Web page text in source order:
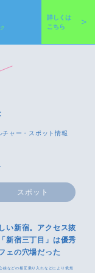
詳しくは
こちら
ャー・スポット情報
スポット
い新宿。アクセス抜
新宿三丁目」は優秀
ェの穴場だった
線などの相互乗り入れなどにより俄然